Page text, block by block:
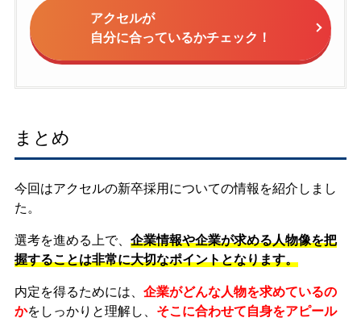
アクセルが
自分に合っているかチェック！
まとめ
今回はアクセルの新卒採用についての情報を紹介しまし
た。
選考を進める上で、 企業情報や企業が求める人物像を把
握することは非常に大切なポイントとなります。
内定を得るためには、 企業がどんな人物を求めているの
かをしっかりと理解し、 そこに合わせて自身をアピール